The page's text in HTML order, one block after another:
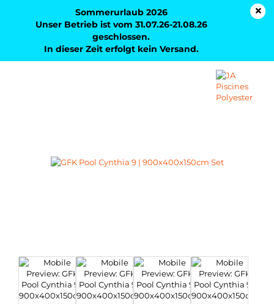
Sommerurlaub 2026
Unser Betrieb ist vom 31.07.26-21.08.26
geschlossen.
In dieser Zeit erfolgt kein Versand.
GFK Pool Cynthia 9 | 900x400x150cm Set